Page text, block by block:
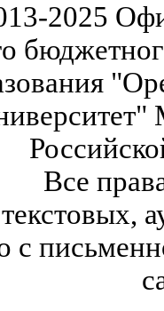
2025
Все
с